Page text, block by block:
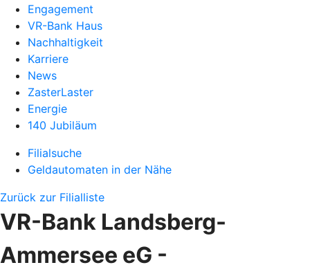
Engagement
VR-Bank Haus
Nachhaltigkeit
Karriere
News
ZasterLaster
Energie
140 Jubiläum
Filialsuche
Geldautomaten in der Nähe
Zurück zur Filialliste
VR-Bank Landsberg-
Ammersee eG -